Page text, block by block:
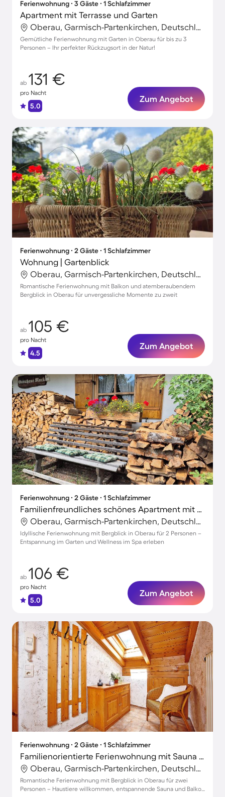
Ferienwohnung ∙ 3 Gäste ∙ 1 Schlafzimmer
Apartment mit Terrasse und Garten
Oberau, Garmisch-Partenkirchen, Deutschland
Gemütliche Ferienwohnung mit Garten in Oberau für bis zu 3
Personen – Ihr perfekter Rückzugsort in der Natur!
ab 131 €
pro Nacht
5.0
Zum Angebot
Ferienwohnung ∙ 2 Gäste ∙ 1 Schlafzimmer
Wohnung | Gartenblick
Oberau, Garmisch-Partenkirchen, Deutschland
Romantische Ferienwohnung mit Balkon und atemberaubendem
Bergblick in Oberau für unvergessliche Momente zu zweit
ab 105 €
pro Nacht
4.5
Zum Angebot
Ferienwohnung ∙ 2 Gäste ∙ 1 Schlafzimmer
Familienfreundliches schönes Apartment mit Terrasse, Sauna und Garten | Bergblick
Oberau, Garmisch-Partenkirchen, Deutschland
Idyllische Ferienwohnung mit Bergblick in Oberau für 2 Personen –
Entspannung im Garten und Wellness im Spa erleben
ab 106 €
pro Nacht
5.0
Zum Angebot
Ferienwohnung ∙ 2 Gäste ∙ 1 Schlafzimmer
Familienorientierte Ferienwohnung mit Sauna | Bergblick
Oberau, Garmisch-Partenkirchen, Deutschland
Romantische Ferienwohnung mit Bergblick in Oberau für zwei
Personen – Haustiere willkommen, entspannende Sauna und Balkon